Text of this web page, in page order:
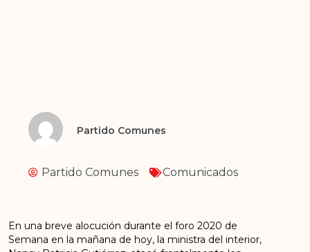
Partido Comunes
Partido Comunes Comunicados
En una breve alocución durante el foro 2020 de
Semana en la mañana de hoy, la ministra del interior,